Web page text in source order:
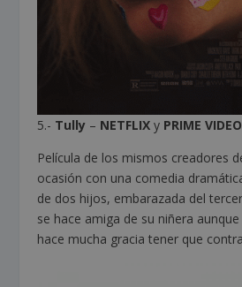
5.- Tully – NETFLIXy PRIME VIDEO
Película de los mismos creadores
ocasión con una comedia
de dos hijos, embarazada del
se hace amiga de su niñera
hace mucha gracia tener que